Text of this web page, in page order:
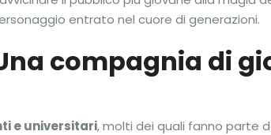
entrato nel cuore di generazioni.
compagnia di
e universitari, molti dei quali fanno parte